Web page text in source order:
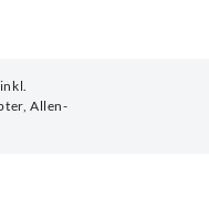
Allen-